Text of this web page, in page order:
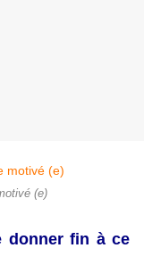
(e)
donner fin à ce